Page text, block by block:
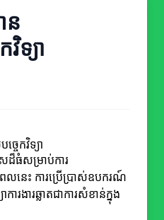
ន
វិទ្យា
ចេកវិទ្យា
ដ៏ធំសម្រាប់ការ
េលនេះ ការប្រើប្រាស់ឧបករណ៍
រងារឆ្លាតជាការសំខាន់ក្នុង